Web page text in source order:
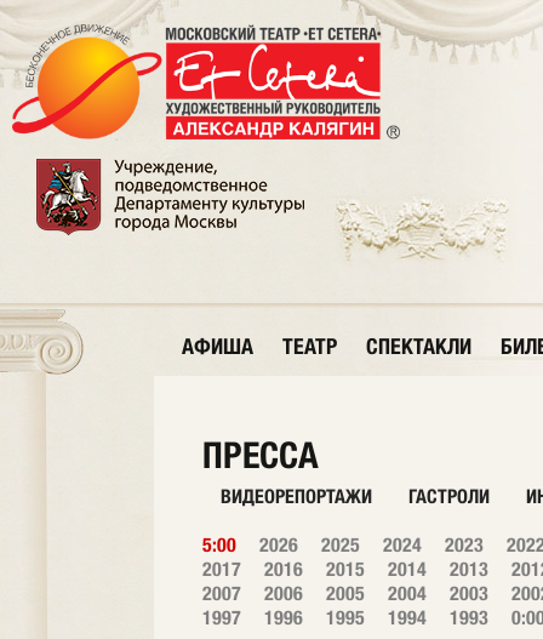
АФИША ТЕАТР СПЕКТАКЛИ
ПРЕССА
ВИДЕОРЕПОРТАЖИ ГАСТРОЛИ
5:00 2026 2025 2024 2023
2017
2016 2015 2014 2013
2007
2006 2005 2004 2003
1997
1996 1995 1994 1993